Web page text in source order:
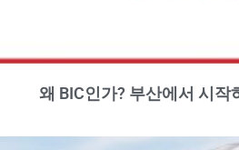
왜 BIC인가? 부산에서 시작